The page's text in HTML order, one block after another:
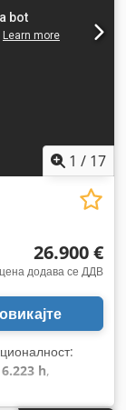
1 / 17
26.900 €
додава се ДДВ
6.223 h,